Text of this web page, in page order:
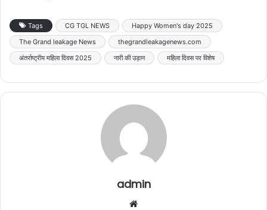
Tags CG TGL NEWS
Happy Women's day 2025
The Grand leakage News
thegrandleakagenews.com
अंतर्राष्ट्रीय महिला दिवस 2025
नारी की उड़ान महिला दिवस पर विशेष
admin
Website